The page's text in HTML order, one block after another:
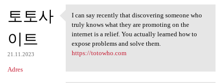
토토사
이트
21.11.2023
Adres
I can say recently that
I can say recently that discovering someone who
truly knows what they are promoting on the
internet is a relief. You actually learned how to
expose problems and solve them.
https://totowho.com